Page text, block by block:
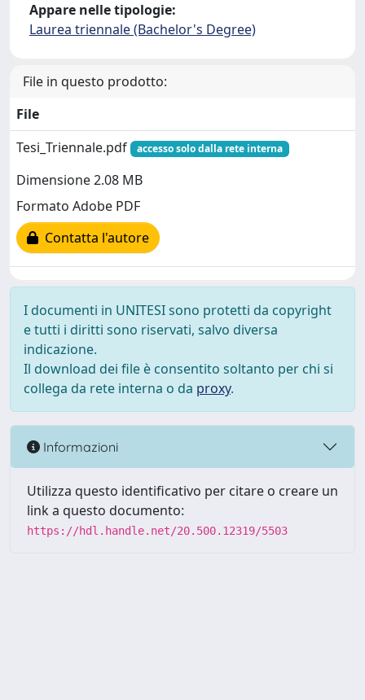
Appare nelle tipologie:
Laurea triennale (Bachelor's Degree)
File in questo prodotto:
File
Tesi_Triennale.pdf
accesso solo dalla rete interna
Dimensione 2.08 MB
Formato Adobe PDF
Contatta l'autore
I documenti in UNITESI sono protetti da copyright
e tutti i diritti sono riservati, salvo diversa
indicazione.
Il download dei file è consentito soltanto per chi si
collega da rete interna o da proxy.
Informazioni
Utilizza questo identificativo per citare o creare un
link a questo documento:
https://hdl.handle.net/20.500.12319/5503